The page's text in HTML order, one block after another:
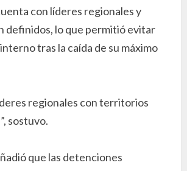
con líderes regionales y
definidos, lo que permitió evitar
tras la caída de su máximo
regionales con territorios
sostuvo.
que las detenciones